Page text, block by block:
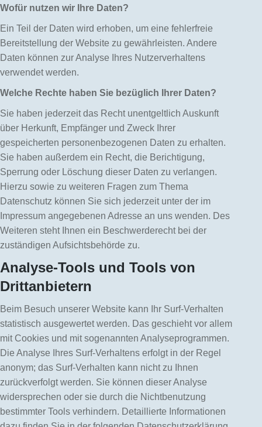
Wofür nutzen wir Ihre Daten?
Ein Teil der Daten wird erhoben, um eine fehlerfreie
Bereitstellung der Website zu gewährleisten. Andere
Daten können zur Analyse Ihres Nutzerverhaltens
verwendet werden.
Welche Rechte haben Sie bezüglich Ihrer Daten?
Sie haben jederzeit das Recht unentgeltlich Auskunft
über Herkunft, Empfänger und Zweck Ihrer
gespeicherten personenbezogenen Daten zu erhalten.
Sie haben außerdem ein Recht, die Berichtigung,
Sperrung oder Löschung dieser Daten zu verlangen.
Hierzu sowie zu weiteren Fragen zum Thema
Datenschutz können Sie sich jederzeit unter der im
Impressum angegebenen Adresse an uns wenden. Des
Weiteren steht Ihnen ein Beschwerderecht bei der
zuständigen Aufsichtsbehörde zu.
Analyse-Tools und Tools von
Drittanbietern
Beim Besuch unserer Website kann Ihr Surf-Verhalten
statistisch ausgewertet werden. Das geschieht vor allem
mit Cookies und mit sogenannten Analyseprogrammen.
Die Analyse Ihres Surf-Verhaltens erfolgt in der Regel
anonym; das Surf-Verhalten kann nicht zu Ihnen
zurückverfolgt werden. Sie können dieser Analyse
widersprechen oder sie durch die Nichtbenutzung
bestimmter Tools verhindern. Detaillierte Informationen